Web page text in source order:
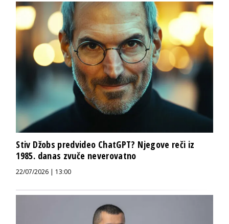
Stiv Džobs predvideo ChatGPT? Njegove reči iz
1985. danas zvuče neverovatno
22/07/2026 | 13:00